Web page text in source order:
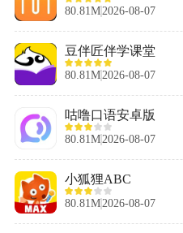
80.81M2026-08-07
豆伴匠伴学课堂
80.81M2026-08-07
咕噜口语安卓版
80.81M2026-08-07
小狐狸ABC
80.81M2026-08-07